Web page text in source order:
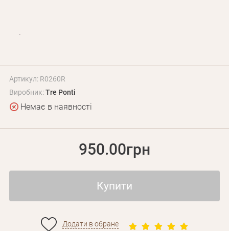
Артикул: R0260R
Виробник:Tre Ponti
Немає в наявності
950.00грн
Купити
Додати в обране